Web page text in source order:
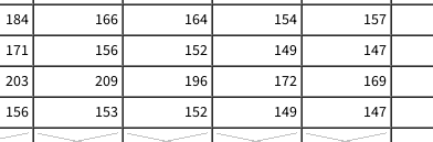
184 166 164 154
157
171 156 152 149
147
203 209 196 172
169
156 153 152 149
147